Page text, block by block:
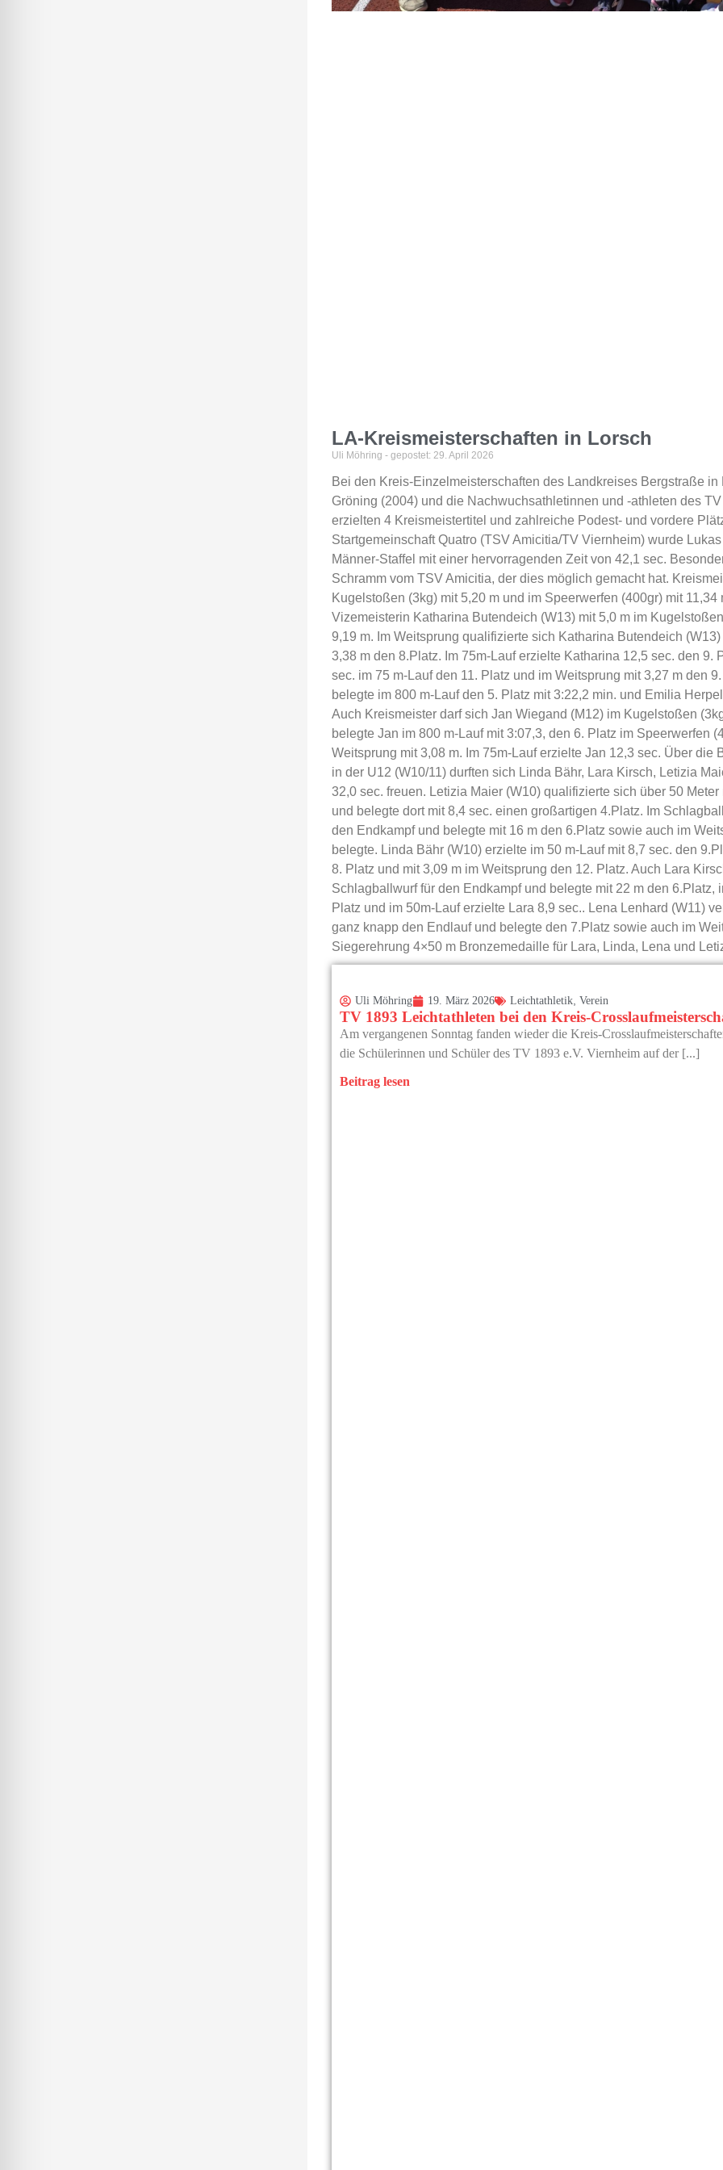
LA-Kreismeisterschaften in Lorsch
Uli Möhring 29. April 2026
Bei den Kreis-Einzelmeisterschaften des Landkreises Bergstraße
Gröning (2004) und die Nachwuchsathletinnen und -athleten des
erzielten 4 Kreismeistertitel und zahlreiche Podest- und vordere
Startgemeinschaft Quatro (TSV Amicitia/TV Viernheim) wurde
Männer-Staffel mit einer hervorragenden Zeit von 42,1 sec.
Schramm vom TSV Amicitia, der dies möglich gemacht hat.
Kugelstoßen (3kg) mit 5,20 m und im Speerwerfen (400gr) mit
Vizemeisterin Katharina Butendeich (W13) mit 5,0 m im
9,19 m. Im Weitsprung qualifizierte sich Katharina Butendeich
3,38 m den 8.Platz. Im 75m-Lauf erzielte Katharina 12,5 sec. den 9.
sec. im 75 m-Lauf den 11. Platz und im Weitsprung mit 3,27 m den
belegte im 800 m-Lauf den 5. Platz mit 3:22,2 min. und Emilia
Auch Kreismeister darf sich Jan Wiegand (M12) im Kugelstoßen
belegte Jan im 800 m-Lauf mit 3:07,3, den 6. Platz im Speerwerfen
Weitsprung mit 3,08 m. Im 75m-Lauf erzielte Jan 12,3 sec. Über die
in der U12 (W10/11) durften sich Linda Bähr, Lara Kirsch, Letizia
32,0 sec. freuen. Letizia Maier (W10) qualifizierte sich über 50
und belegte dort mit 8,4 sec. einen großartigen 4.Platz. Im
den Endkampf und belegte mit 16 m den 6.Platz sowie auch im
belegte. Linda Bähr (W10) erzielte im 50 m-Lauf mit 8,7 sec. den
8. Platz und mit 3,09 m im Weitsprung den 12. Platz. Auch Lara
Schlagballwurf für den Endkampf und belegte mit 22 m den 6.Platz,
Platz und im 50m-Lauf erzielte Lara 8,9 sec.. Lena Lenhard (W11)
ganz knapp den Endlauf und belegte den 7.Platz sowie auch im
Siegerehrung 4×50 m Bronzemedaille für Lara, Linda, Lena und
Uli Möhring 19. März 2026 Leichtathletik ,Verein
TV 1893 Leichtathleten bei den Kreis-
Am vergangenen Sonntag fanden wieder die Kreis-
die Schülerinnen und Schüler des TV 1893 e.V. Viernheim auf der [...]
Beitrag lesen